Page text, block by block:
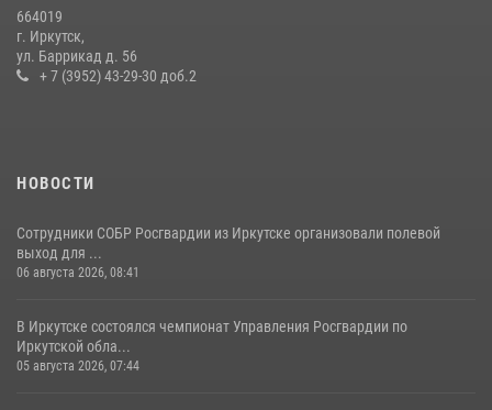
В Иркутске сотрудники вневедомственной охраны Росгвардии
приняли участие в благотворительной акции
664019
г. Иркутск,
ул. Баррикад д. 56
+ 7 (3952) 43-29-30 доб.2
НОВОСТИ
Сотрудники СОБР Росгвардии из Иркутске организовали полевой
выход для ...
06 августа 2026, 08:41
В Иркутске состоялся чемпионат Управления Росгвардии по
Иркутской обла...
05 августа 2026, 07:44